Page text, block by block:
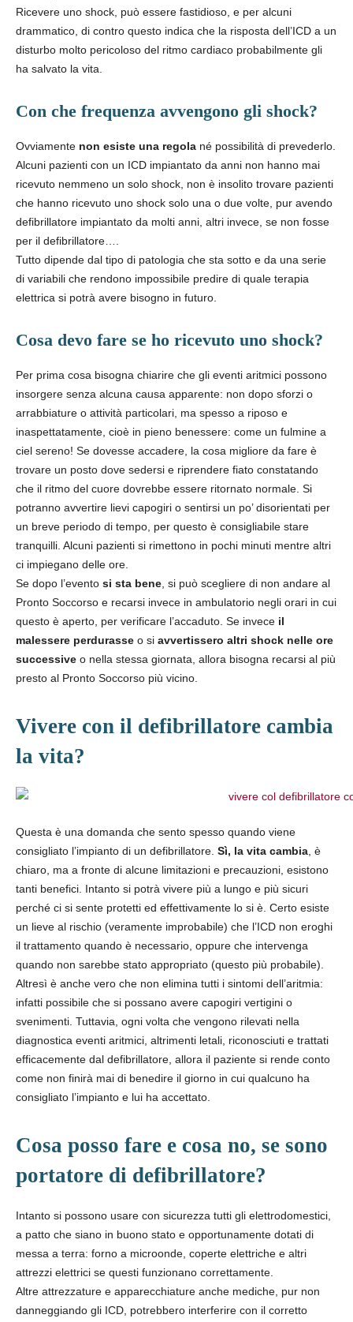
Ricevere uno shock, può essere fastidioso, e per alcuni
drammatico, di contro questo indica che la risposta dell’ICD a un
disturbo molto pericoloso del ritmo cardiaco probabilmente gli
ha salvato la vita.
Con che frequenza avvengono gli shock?
Ovviamente non esiste una regola né possibilità di prevederlo.
Alcuni pazienti con un ICD impiantato da anni non hanno mai
ricevuto nemmeno un solo shock, non è insolito trovare pazienti
che hanno ricevuto uno shock solo una o due volte, pur avendo
defibrillatore impiantato da molti anni, altri invece, se non fosse
per il defibrillatore….
Tutto dipende dal tipo di patologia che sta sotto e da una serie
di variabili che rendono impossibile predire di quale terapia
elettrica si potrà avere bisogno in futuro.
Cosa devo fare se ho ricevuto uno shock?
Per prima cosa bisogna chiarire che gli eventi aritmici possono
insorgere senza alcuna causa apparente: non dopo sforzi o
arrabbiature o attività particolari, ma spesso a riposo e
inaspettatamente, cioè in pieno benessere: come un fulmine a
ciel sereno! Se dovesse accadere, la cosa migliore da fare è
trovare un posto dove sedersi e riprendere fiato constatando
che il ritmo del cuore dovrebbe essere ritornato normale. Si
potranno avvertire lievi capogiri o sentirsi un po’ disorientati per
un breve periodo di tempo, per questo è consigliabile stare
tranquilli. Alcuni pazienti si rimettono in pochi minuti mentre altri
ci impiegano delle ore.
Se dopo l’evento si sta bene , si può scegliere di non andare al
Pronto Soccorso e recarsi invece in ambulatorio negli orari in cui
questo è aperto, per verificare l’accaduto. Se invece il
malessere perdurasse o si avvertissero altri shock nelle ore
successive o nella stessa giornata, allora bisogna recarsi al più
presto al Pronto Soccorso più vicino.
Vivere con il defibrillatore cambia
la vita?
Questa è una domanda che sento spesso quando viene
consigliato l’impianto di un defibrillatore. Sì, la vita cambia , è
chiaro, ma a fronte di alcune limitazioni e precauzioni, esistono
tanti benefici. Intanto si potrà vivere più a lungo e più sicuri
perché ci si sente protetti ed effettivamente lo si è. Certo esiste
un lieve al rischio (veramente improbabile) che l’ICD non eroghi
il trattamento quando è necessario, oppure che intervenga
quando non sarebbe stato appropriato (questo più probabile).
Altresì è anche vero che non elimina tutti i sintomi dell’aritmia:
infatti possibile che si possano avere capogiri vertigini o
svenimenti. Tuttavia, ogni volta che vengono rilevati nella
diagnostica eventi aritmici, altrimenti letali, riconosciuti e trattati
efficacemente dal defibrillatore, allora il paziente si rende conto
come non finirà mai di benedire il giorno in cui qualcuno ha
consigliato l’impianto e lui ha accettato.
Cosa posso fare e cosa no, se sono
portatore di defibrillatore?
Intanto si possono usare con sicurezza tutti gli elettrodomestici,
a patto che siano in buono stato e opportunamente dotati di
messa a terra: forno a microonde, coperte elettriche e altri
attrezzi elettrici se questi funzionano correttamente.
Altre attrezzature e apparecchiature anche mediche, pur non
danneggiando gli ICD, potrebbero interferire con il corretto